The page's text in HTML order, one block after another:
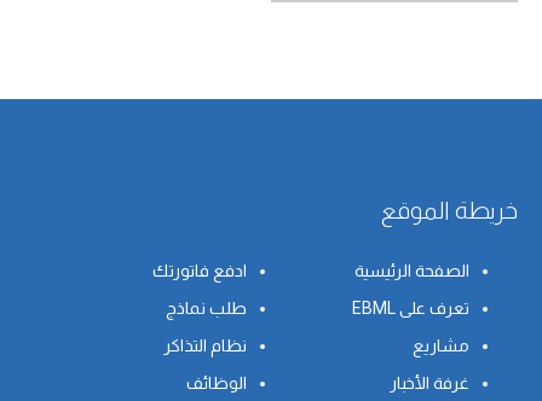
خريطة الموقع
الصفحة الرئيسية
ادفع فاتورتك
تعرف على EBML
طلب نماذج
مشاريع
نظام التذاكر
غرفة الأخبار
الوظائف